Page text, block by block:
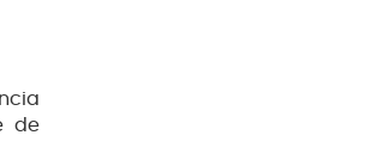
de